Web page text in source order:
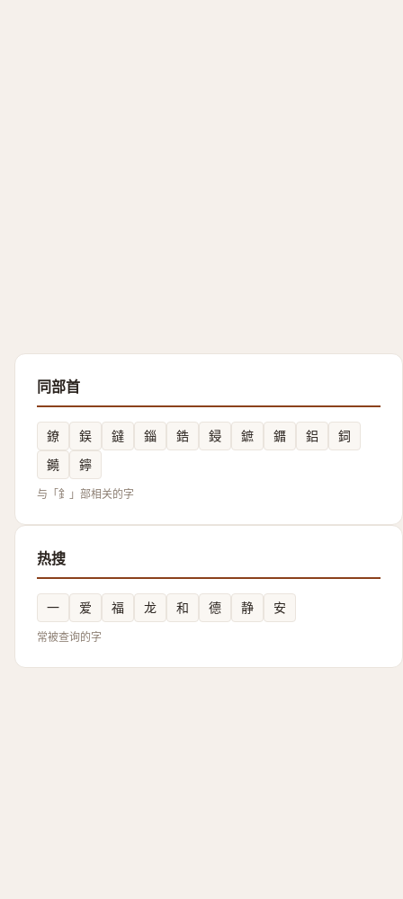
同部首
鐐 鋘 鐽 錙 鋯 鋟 鏣 䥄 鋁
鉰
䥵
鑏
与「釒」部相关的字
热搜
一 爱 福 龙 和 德 静 安
常被查询的字